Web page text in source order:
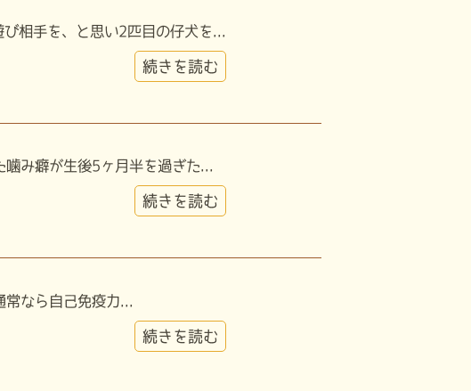
相手を、と思い2匹目の仔犬を...
続きを読む
み癖が生後5ヶ月半を過ぎた...
続きを読む
なら自己免疫力...
続きを読む